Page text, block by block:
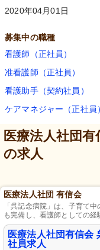
2020年04月01日
募集中の職種
看護師（正社員）
准看護師（正社員）
看護助手（契約社員）
ケアマネジャー（正社員
医療法人社団
の求人
医療法人社団 有信会
「呉記念病院」は、子育て
も完備し、看護師としての
です。
医療法人社団有信会
社員求人